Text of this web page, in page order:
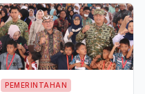
PEMERINTAHAN